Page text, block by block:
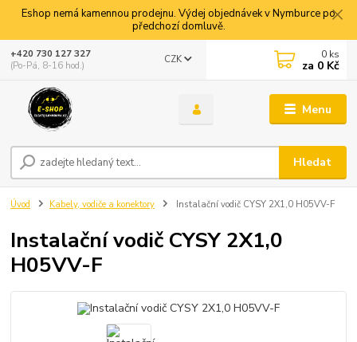
Eshop nemá kamennou prodejnu. Výdej objednávek v Nymburce po
předchozí domluvě.
Menu
CZK
Hledat
+420 730 127 327
(Po-Pá, 8-16 hod.)
0 ks
za 0 Kč
Úvod Kabely, vodiče a konektory Instalační vodič CYSY 2X1,0 H05VV-F
Instalační vodič CYSY 2X1,0
H05VV-F